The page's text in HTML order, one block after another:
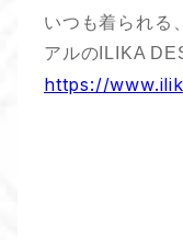
いつも着られる
アルのILIKA
https://